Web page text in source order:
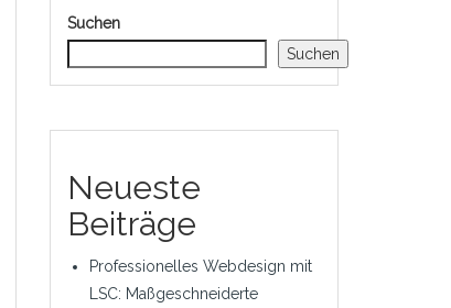
Suchen
Suchen
Neueste
Beiträge
Professionelles Webdesign mit
LSC: Maßgeschneiderte